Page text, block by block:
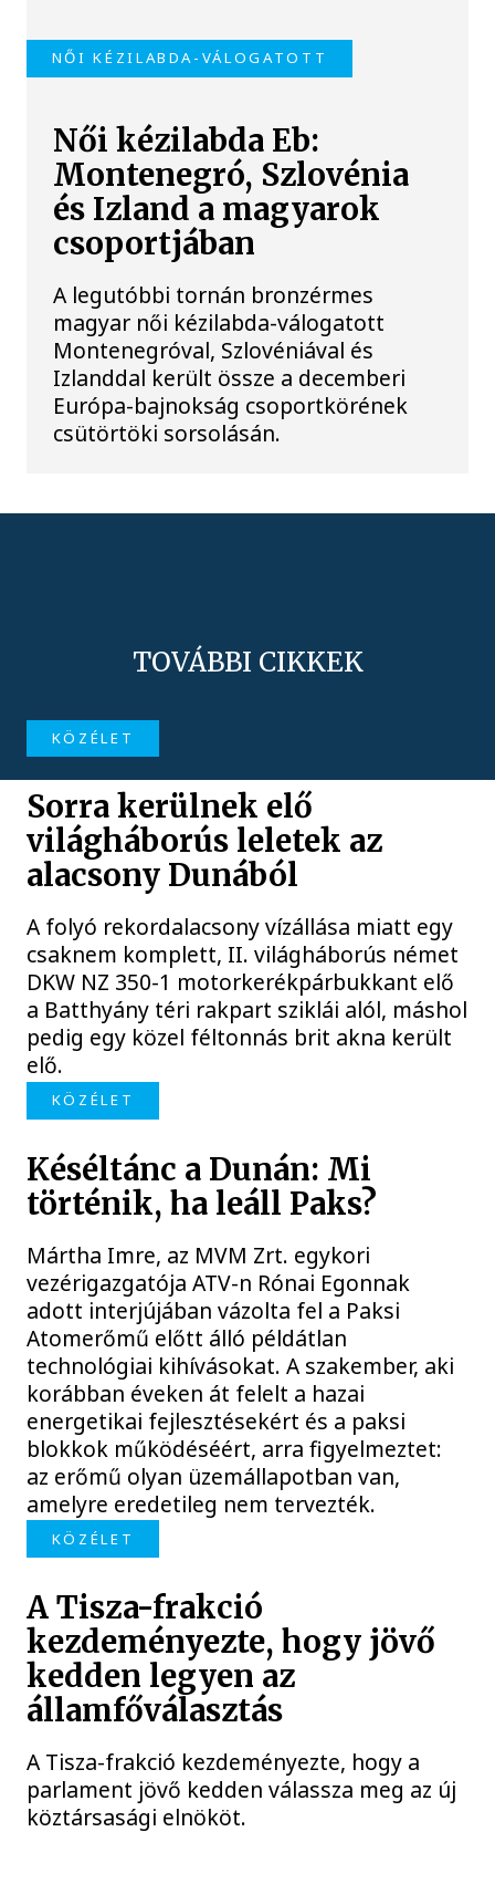
NŐI KÉZILABDA-VÁLOGATOTT
Női kézilabda Eb:
Montenegró, Szlovénia
és Izland a magyarok
csoportjában
A legutóbbi tornán bronzérmes
magyar női kézilabda-válogatott
Montenegróval, Szlovéniával és
Izlanddal került össze a decemberi
Európa-bajnokság csoportkörének
csütörtöki sorsolásán.
TOVÁBBI CIKKEK
KÖZÉLET
Sorra kerülnek elő
világháborús leletek az
alacsony Dunából
A folyó rekordalacsony vízállása miatt egy
csaknem komplett, II. világháborús német
DKW NZ 350-1 motorkerékpárbukkant elő
a Batthyány téri rakpart sziklái alól, máshol
pedig egy közel féltonnás brit akna került
elő.
KÖZÉLET
Késéltánc a Dunán: Mi
történik, ha leáll Paks?
Mártha Imre, az MVM Zrt. egykori
vezérigazgatója ATV-n Rónai Egonnak
adott interjújában vázolta fel a Paksi
Atomerőmű előtt álló példátlan
technológiai kihívásokat. A szakember, aki
korábban éveken át felelt a hazai
energetikai fejlesztésekért és a paksi
blokkok működéséért, arra figyelmeztet:
az erőmű olyan üzemállapotban van,
amelyre eredetileg nem tervezték.
KÖZÉLET
A Tisza-frakció
kezdeményezte, hogy jövő
kedden legyen az
államfőválasztás
A Tisza-frakció kezdeményezte, hogy a
parlament jövő kedden válassza meg az új
köztársasági elnököt.